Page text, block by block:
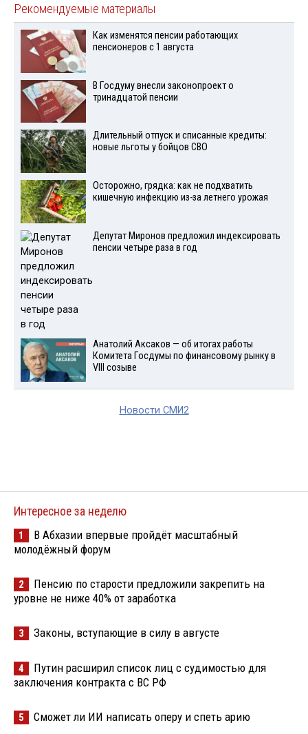
Рекомендуемые материалы
Как изменятся пенсии работающих
пенсионеров с 1 августа
В Госдуму внесли законопроект о
тринадцатой пенсии
Длительный отпуск и списанные кредиты:
новые льготы у бойцов СВО
Осторожно, грядка: как не подхватить
кишечную инфекцию из-за летнего урожая
Депутат Миронов предложил индексировать
пенсии четыре раза в год
Анатолий Аксаков — об итогах работы
Комитета Госдумы по финансовому рынку в
VIII созыве
Новости СМИ2
Интересное за неделю
1
В Абхазии впервые пройдёт масштабный
молодёжный форум
2
Пенсию по старости предложили закрепить на
уровне не ниже 40% от заработка
3 Законы, вступающие в силу в августе
4
Путин расширил список лиц с судимостью для
заключения контракта с ВС РФ
5 Сможет ли ИИ написать оперу и спеть арию